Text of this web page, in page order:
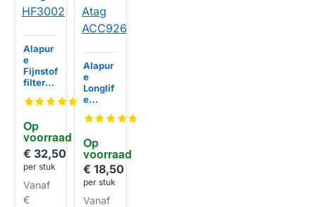
HUISMERK
Op
voorraad
Alapur
e
Fijnstof
filter
kt voor
HF300
2
€ 32,50
per stuk
Vanaf
€
HUISMERK
Op
voorraad
Alapur
e
Longlif
e
ffilter
kt voor
Atag
ACC92
6
€ 18,50
per stuk
Vanaf